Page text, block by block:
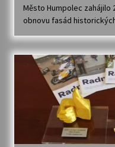
Město Humpolec zahájilo
obnovu fasád